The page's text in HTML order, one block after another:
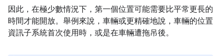
因此，在極少數情況下，第一個位置可能需要比平常更長的
時間才能開放。舉例來說，車輛或更精確地說，車輛的位置
資訊子系統首次使用時，或是在車輛遭拖吊後。